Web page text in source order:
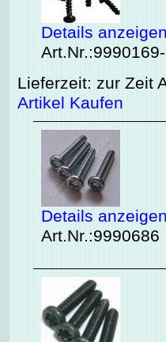
Details anzeigen
Lieferzeit: zur Zeit
Artikel Kaufen
Details anzeigen
Art.Nr.:9990686